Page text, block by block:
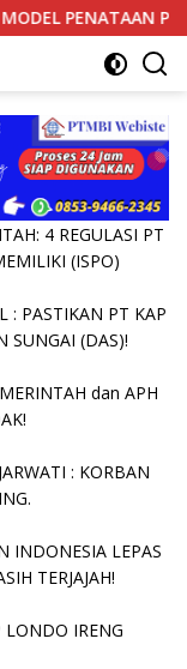
PASAR CIDU:
4 REGULASI PT
(ISPO)
: PASTIKAN PT KAP
SUNGAI (DAS)!
dan APH
: KORBAN
INDONESIA LEPAS
TERJAJAH!
LONDO IRENG